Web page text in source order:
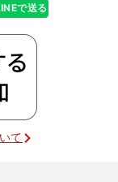
で送る
て